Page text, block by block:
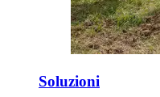
Soluzioni